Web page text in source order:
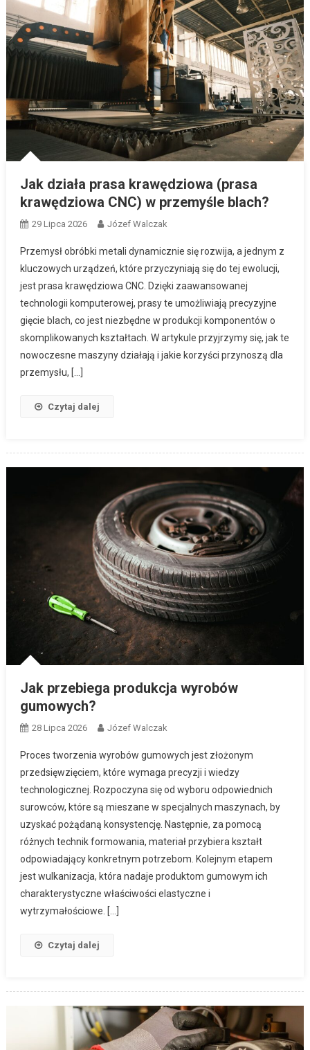
Jak regenerować DPF bez wymiany?
Jak przeprowadzić audyt procesów w firmie usługowej?
Jak działa prasa krawędziowa (prasa
krawędziowa CNC) w przemyśle blach?
29 Lipca 2026 Józef Walczak
Przemysł obróbki metali dynamicznie się rozwija, a jednym z
kluczowych urządzeń, które przyczyniają się do tej ewolucji,
jest prasa krawędziowa CNC. Dzięki zaawansowanej
technologii komputerowej, prasy te umożliwiają precyzyjne
gięcie blach, co jest niezbędne w produkcji komponentów o
skomplikowanych kształtach. W artykule przyjrzymy się, jak te
nowoczesne maszyny działają i jakie korzyści przynoszą dla
przemysłu, […]
Czytaj dalej
Jak przebiega produkcja wyrobów
gumowych?
28 Lipca 2026 Józef Walczak
Proces tworzenia wyrobów gumowych jest złożonym
przedsięwzięciem, które wymaga precyzji i wiedzy
technologicznej. Rozpoczyna się od wyboru odpowiednich
surowców, które są mieszane w specjalnych maszynach, by
uzyskać pożądaną konsystencję. Następnie, za pomocą
różnych technik formowania, materiał przybiera kształt
odpowiadający konkretnym potrzebom. Kolejnym etapem
jest wulkanizacja, która nadaje produktom gumowym ich
charakterystyczne właściwości elastyczne i
wytrzymałościowe. […]
Czytaj dalej